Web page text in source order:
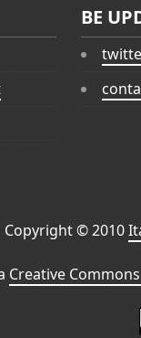
BE
Copyright © 2010
Creative